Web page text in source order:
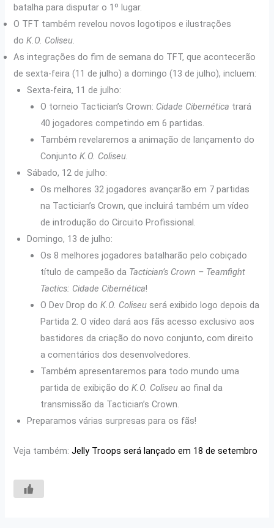
batalha para disputar o 1º lugar.
O TFT também revelou novos logotipos e ilustrações
doK.O. Coliseu.
As integrações do fim de semana do TFT, que acontecerão
de sexta-feira (11 de julho) a domingo (13 de julho), incluem:
Sexta-feira, 11 de julho:
O torneio Tactician’s Crown: Cidade Cibernética trará
40 jogadores competindo em 6 partidas.
Também revelaremos a animação de lançamento do
ConjuntoK.O. Coliseu.
Sábado, 12 de julho:
Os melhores 32 jogadores avançarão em 7 partidas
na Tactician’s Crown, que incluirá também um vídeo
de introdução do Circuito Profissional.
Domingo, 13 de julho:
Os 8 melhores jogadores batalharão pelo cobiçado
título de campeão da Tactician’s Crown – Teamfight
Tactics: Cidade Cibernética!
O Dev Drop doK.O. Coliseu será exibido logo depois da
Partida 2. O vídeo dará aos fãs acesso exclusivo aos
bastidores da criação do novo conjunto, com direito
a comentários dos desenvolvedores.
Também apresentaremos para todo mundo uma
partida de exibição doK.O. Coliseuao final da
transmissão da Tactician’s Crown.
Preparamos várias surpresas para os fãs!
Veja também:Jelly Troops será lançado em 18 de setembro